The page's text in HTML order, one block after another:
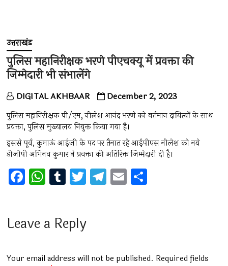
उत्तराखंड
पुलिस महानिरीक्षक भरणे पीएचक्यू में प्रवक्ता की
जिम्मेदारी भी संभालेंगे
DIGITAL AKHBAAR December 2, 2023
पुलिस महानिरीक्षक पी/एम, नीलेश आनंद भरणे को वर्तमान दायित्वों के साथ
प्रवक्ता, पुलिस मुख्यालय नियुक्त किया गया है।
इससे पूर्व, कुमाऊं आईजी के पद पर तैनात रहे आईपीएस नीलेश को नये
डीजीपी अभिनव कुमार ने प्रवक्ता की अतिरिक्त जिम्मेदारी दी है।
F
a
b
o
W
h
s
p
T
u
bl
T
wi
er
T
el
m
E
m
Leave a Reply
Your email address will not be published. Required fields